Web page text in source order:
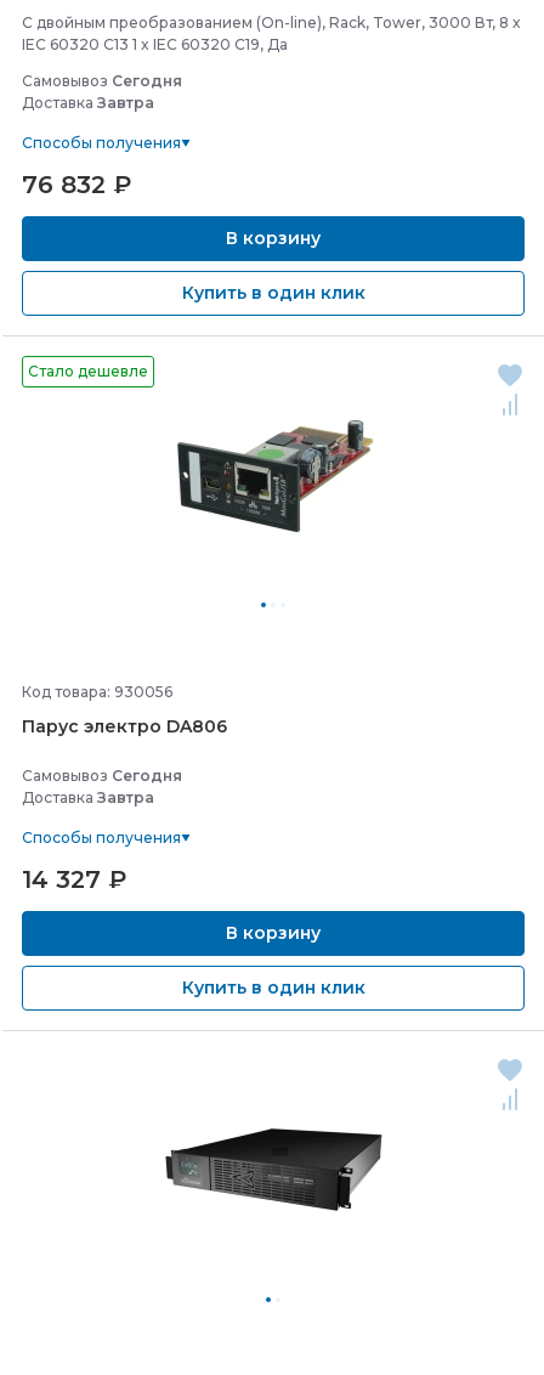
С двойным преобразованием (On-line), Rack, Tower, 3000 Вт, 8 x
IEC 60320 C13 1 x IEC 60320 C19, Да
Самовывоз Сегодня
Доставка Завтра
Способы получения
76 832 ₽
В корзину
Купить в один клик
Стало дешевле
Код товара: 930056
Парус электро DA806
Самовывоз Сегодня
Доставка Завтра
Способы получения
14 327 ₽
В корзину
Купить в один клик